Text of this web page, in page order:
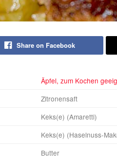
Share on Facebook
Äpfel, zum Kochen
Zitronensaft
Keks(e) (Amaretti)
Keks(e) (Haselnuss-
Butter